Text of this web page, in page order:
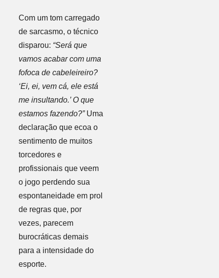
Com um tom carregado
de sarcasmo, o técnico
disparou: “Será que
vamos acabar com uma
fofoca de cabeleireiro?
‘Ei, ei, vem cá, ele está
me insultando.’ O que
estamos fazendo?”Uma
declaração que ecoa o
sentimento de muitos
torcedores e
profissionais que veem
o jogo perdendo sua
espontaneidade em prol
de regras que, por
vezes, parecem
burocráticas demais
para a intensidade do
esporte.